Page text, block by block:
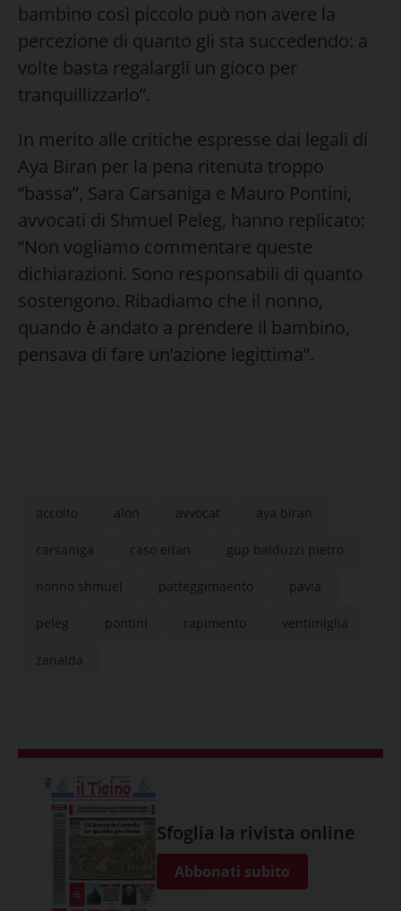
bambino così piccolo può non avere la
percezione di quanto gli sta succedendo: a
volte basta regalargli un gioco per
tranquillizzarlo”.
In merito alle critiche espresse dai legali di
Aya Biran per la pena ritenuta troppo
“bassa”, Sara Carsaniga e Mauro Pontini,
avvocati di Shmuel Peleg, hanno replicato:
“Non vogliamo commentare queste
dichiarazioni. Sono responsabili di quanto
sostengono. Ribadiamo che il nonno,
quando è andato a prendere il bambino,
pensava di fare un’azione legittima”.
accolto alon avvocat aya biran
carsaniga caso eitan gup balduzzi pietro
nonno shmuel patteggimaento pavia
peleg pontini rapimento ventimiglia
zanalda
Sfoglia la rivista online
Abbonati subito